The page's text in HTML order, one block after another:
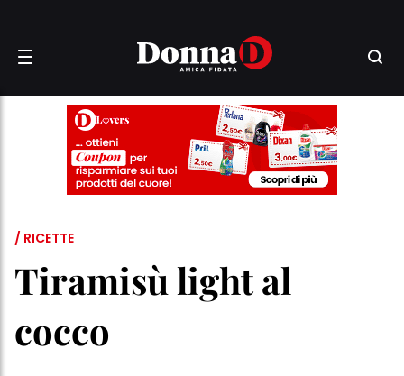
/ RICETTE
Tiramisù light al
cocco